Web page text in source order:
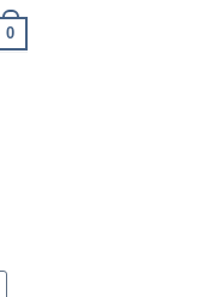
0